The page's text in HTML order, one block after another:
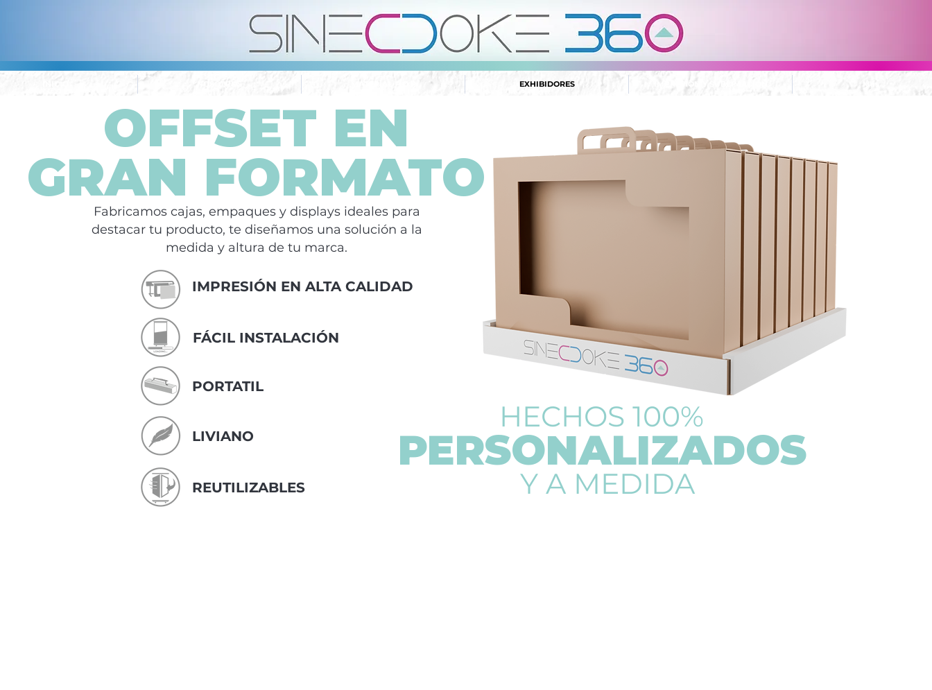
NOSOTROS EXHIBIDORES IMPRESIÓN Y SUBLIMACIÓN Más...
Fabricamos cajas, empaques y displays ideales para
destacar tu producto, te diseñamos una solución a la
medida y altura de tu marca.
OFFSET EN
GRAN FORMATO
IMPRESIÓN EN ALTA CALIDAD
FÁCIL INSTALACIÓN
PORTATIL
LIVIANO
REUTILIZABLES
HECHOS 100%
PERSONALIZADOS
Y A MEDIDA